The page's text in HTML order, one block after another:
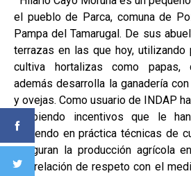
el pueblo de Parca, comuna de
Pampa del Tamarugal. De sus
terrazas en las que hoy, utilizando
cultiva hortalizas como papas,
además desarrolla la ganadería
y ovejas. Como usuario de INDAP
recibiendo incentivos que le
poniendo en práctica técnicas de
aseguran la producción agrícola
una relación de respeto con el